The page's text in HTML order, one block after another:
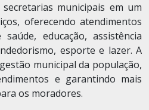
municipais em um
oferecendo atendimentos
educação, assistência
esporte e lazer. A
municipal da população,
e garantindo mais
os moradores.